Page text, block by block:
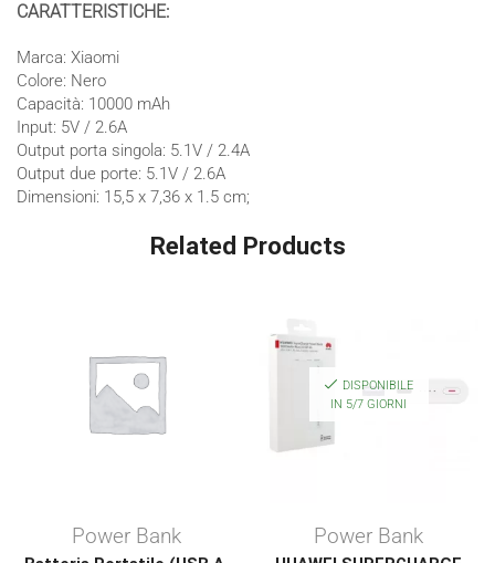
CARATTERISTICHE:
Marca: Xiaomi
Colore: Nero
Capacità: 10000 mAh
Input: 5V / 2.6A
Output porta singola: 5.1V / 2.4A
Output due porte: 5.1V / 2.6A
Dimensioni: 15,5 x 7,36 x 1.5 cm;
Related Products
Power Bank
DISPONIBILE
IN 5/7 GIORNI
Power Bank